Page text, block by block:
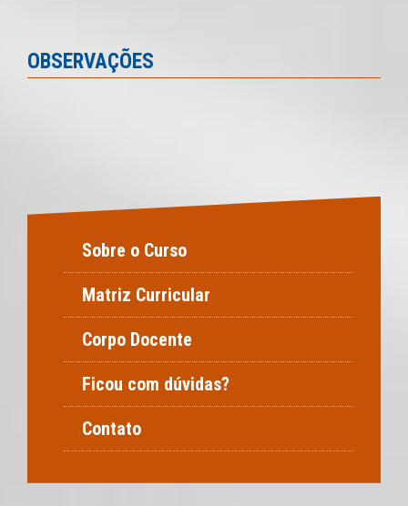
OBSERVAÇÕES
Sobre o Curso
Matriz Curricular
Corpo Docente
Ficou com dúvidas?
Contato